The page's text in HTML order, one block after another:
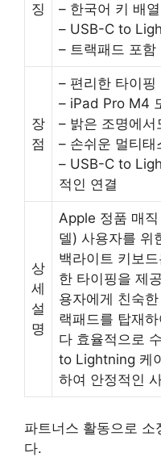
징
– 한국어 키 배열
– USB-C to
– 트랙패드 포함
장
점
– 편리한 타이핑
– iPad Pro M4
– 밝은 조명에서
– 손쉬운 멀티태
– USB-C to
적인 연결
상
세
설
명
Apple 정품 매
델) 사용자를 위
백라이트 키보
한 타이핑을 제
용자에게 친숙
랙패드를 탑재
다 효율적으로
to Lightning 케
하여 안정적인
파트너스 활동으로 소
다.